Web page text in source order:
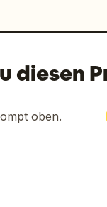
diesen
oben.